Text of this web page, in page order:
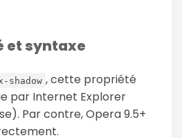
et syntaxe
shadow , cette propriété
par Internet Explorer
Par contre, Opera 9.5+